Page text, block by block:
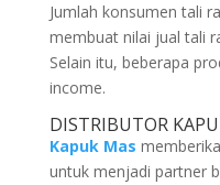
Jumlah konsumen tali
membuat nilai jual tali
Selain itu, beberapa
income.
DISTRIBUTOR
Kapuk Mas
untuk menjadi partner